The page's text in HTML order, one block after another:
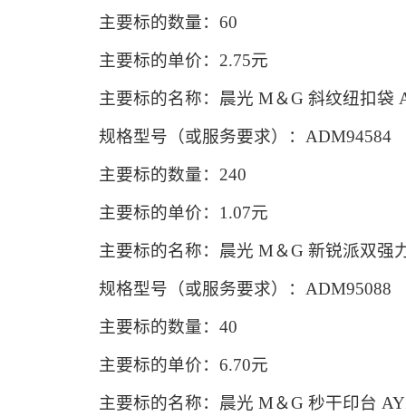
主要标的数量：60
主要标的单价：2.75元
主要标的名称：晨光 M＆G 斜纹纽扣袋
规格型号（或服务要求）：ADM94584
主要标的数量：240
主要标的单价：1.07元
主要标的名称：晨光 M＆G 新锐派双强
规格型号（或服务要求）：ADM95088
主要标的数量：40
主要标的单价：6.70元
主要标的名称：晨光 M＆G 秒干印台